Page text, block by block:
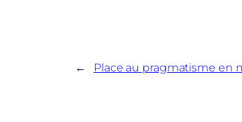
← Place au pragmatisme en